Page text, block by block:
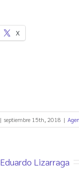
X
| septiembre 15th, 2018 |
Eduardo Lizarraga